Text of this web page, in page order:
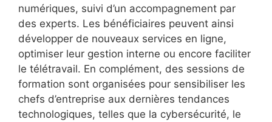
numériques, suivi d’un accompagnement par
des experts. Les bénéficiaires peuvent ainsi
développer de nouveaux services en ligne,
optimiser leur gestion interne ou encore faciliter
le télétravail. En complément, des sessions de
formation sont organisées pour sensibiliser les
chefs d’entreprise aux dernières tendances
technologiques, telles que la cybersécurité, le